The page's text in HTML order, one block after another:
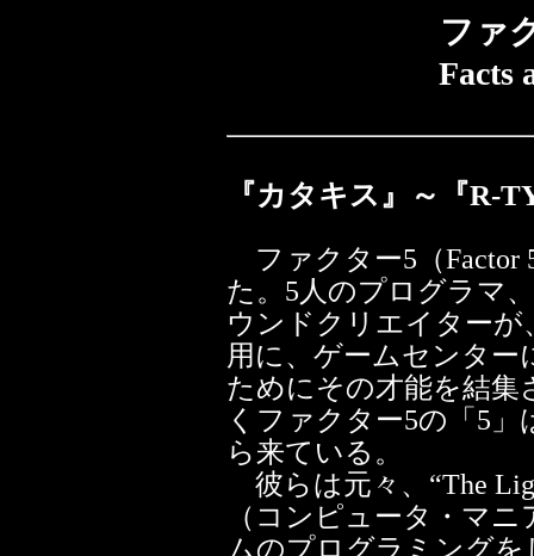
ファ
Facts
『カタキス』～『R-
ファクター5（Factor
た。5人のプログラマ
ウンドクリエイターが
用に、ゲームセンタ
ためにその才能を結
くファクター5の「5
ら来ている。
彼らは元々、“The
（コンピュータ・マ
ムのプログラミング